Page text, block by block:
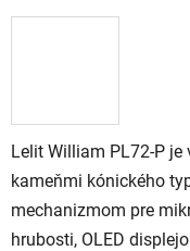
Lelit William PL72-P
kameňmi kónického
mechanizmom pre
hrubosti, OLED